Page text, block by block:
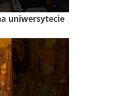
uniwersytecie